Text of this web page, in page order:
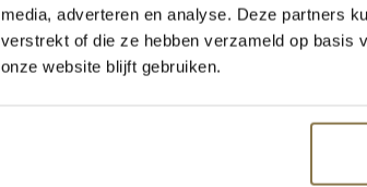
media, adverteren en analyse. Deze partners
verstrekt of die ze hebben verzameld op basis
onze website blijft gebruiken.